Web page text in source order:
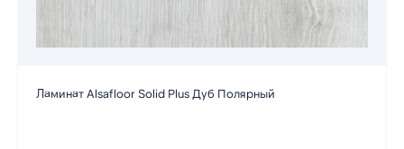
Ламинат Alsafloor Solid Plus Дуб Полярный